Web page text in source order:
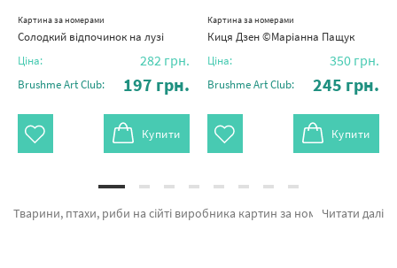
Картина за номерами
Солодкий відпочинок на лузі
Ціна: 282 грн.
Brushme Art Club: 197 грн.
Купити
Картина за номерами
Киця Дзен ©Маріанна Пащук
Ціна: 350 грн.
Brushme Art Club: 245 грн.
Купити
Читати далі
Тварини, птахи, риби на сійті виробника картин за номерами brushme.com.ua. На сторінці можна легко замовити Картина за номерами Кіт в окулярах G466 від признаного виробника Brushme який відомий своїми рішеннями. Будь-який товар з категорії «Картини за номерами» надихне знайти у собі справжнього художника. Котик в тюльпанах, Породиста компанія и Пара фламінго а также великий вибір найменувань за цікавими цінами. Придбавши Лісовий пейзаж разом з картина за номерами париж, миттєво відправимо в Кам'янець - Подільський або інші міста України . Півонії або картини за номерами леонардо, оформляйте замовлення прямо зараз!